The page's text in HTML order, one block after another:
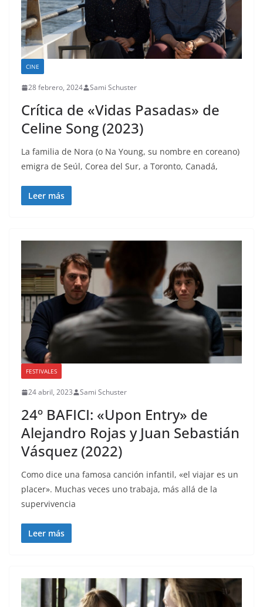
CINE
28 febrero, 2024 Sami Schuster
Crítica de «Vidas Pasadas» de
Celine Song (2023)
La familia de Nora (o Na Young, su nombre en coreano)
emigra de Seúl, Corea del Sur, a Toronto, Canadá,
Leer más
FESTIVALES
24 abril, 2023 Sami Schuster
24º BAFICI: «Upon Entry» de
Alejandro Rojas y Juan Sebastián
Vásquez (2022)
Como dice una famosa canción infantil, «el viajar es un
placer». Muchas veces uno trabaja, más allá de la
supervivencia
Leer más